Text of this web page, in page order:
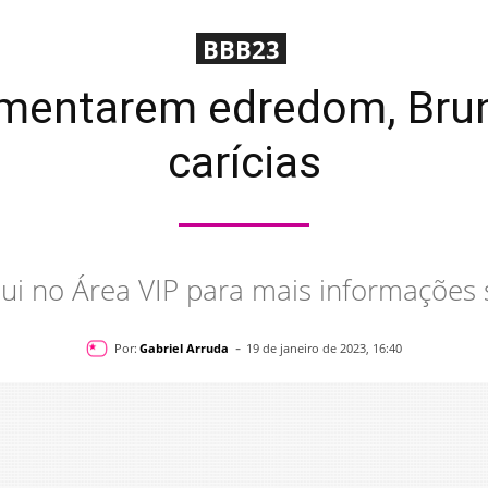
BBB23
edredom,
carícias
no Área VIP para mais informações
Por: Gabriel Arruda - 19 de janeiro de 2023, 16:40